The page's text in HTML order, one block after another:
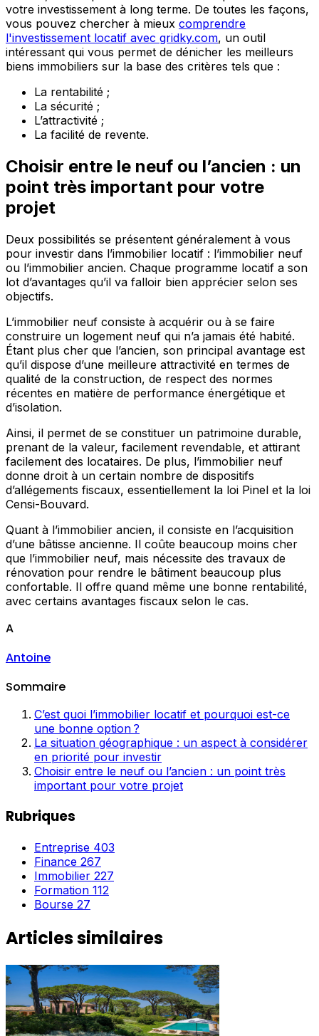
votre investissement à long terme. De toutes les façons,
vous pouvez chercher à mieux comprendre
l'investissement locatif avec gridky.com, un outil
intéressant qui vous permet de dénicher les meilleurs
biens immobiliers sur la base des critères tels que :
La rentabilité ;
La sécurité ;
L’attractivité ;
La facilité de revente.
Choisir entre le neuf ou l’ancien : un
point très important pour votre
projet
Deux possibilités se présentent généralement à vous
pour investir dans l’immobilier locatif : l’immobilier neuf
ou l’immobilier ancien. Chaque programme locatif a son
lot d’avantages qu’il va falloir bien apprécier selon ses
objectifs.
L’immobilier neuf consiste à acquérir ou à se faire
construire un logement neuf qui n’a jamais été habité.
Étant plus cher que l’ancien, son principal avantage est
qu’il dispose d’une meilleure attractivité en termes de
qualité de la construction, de respect des normes
récentes en matière de performance énergétique et
d’isolation.
Ainsi, il permet de se constituer un patrimoine durable,
prenant de la valeur, facilement revendable, et attirant
facilement des locataires. De plus, l’immobilier neuf
donne droit à un certain nombre de dispositifs
d’allégements fiscaux, essentiellement la loi Pinel et la loi
Censi-Bouvard.
Quant à l’immobilier ancien, il consiste en l’acquisition
d’une bâtisse ancienne. Il coûte beaucoup moins cher
que l’immobilier neuf, mais nécessite des travaux de
rénovation pour rendre le bâtiment beaucoup plus
confortable. Il offre quand même une bonne rentabilité,
avec certains avantages fiscaux selon le cas.
A
Antoine
Sommaire
C’est quoi l’immobilier locatif et pourquoi est-ce
une bonne option ?
La situation géographique : un aspect à considérer
en priorité pour investir
Choisir entre le neuf ou l’ancien : un point très
important pour votre projet
Rubriques
Entreprise 403
Finance 267
Immobilier 227
Formation 112
Bourse 27
Articles similaires